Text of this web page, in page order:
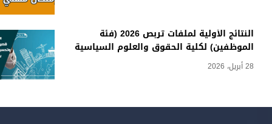
النتائج الأولية لملفات تربص 2026 (فئة
الموظفين) لكلية الحقوق والعلوم السياسية
28 أبريل، 2026